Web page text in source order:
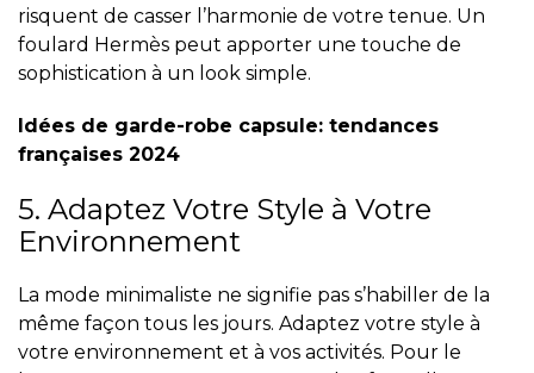
risquent de casser l’harmonie de votre tenue. Un
foulard Hermès peut apporter une touche de
sophistication à un look simple.
Idées de garde-robe capsule: tendances
françaises 2024
5. Adaptez Votre Style à Votre
Environnement
La mode minimaliste ne signifie pas s’habiller de la
même façon tous les jours. Adaptez votre style à
votre environnement et à vos activités. Pour le